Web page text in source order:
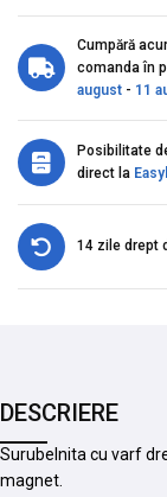
Cumpără
comanda în
august - 11
Posibilitate
direct la
14 zile drept
DESCRIERE
Surubelnita cu varf
magnet.